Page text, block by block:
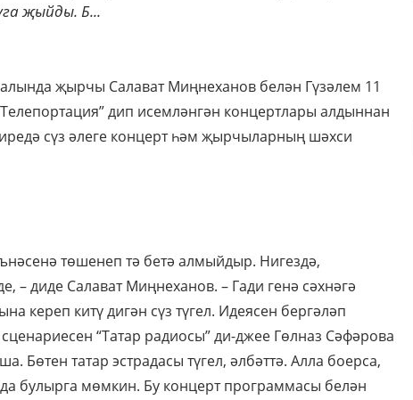
җыйды. Б...
җырчы Салават Миңнеханов белән Гүзәлем 11
дип исемләнгән концертлары алдыннан
сүз әлеге концерт һәм җырчыларның шәхси
төшенеп тә бетә алмыйдыр. Нигездә,
– диде Салават Миңнеханов. – Гади генә сәхнәгә
кереп китү дигән сүз түгел. Идеясен бергәләп
“Татар радиосы” ди-джее Гөлназ Сәфәрова
Бөтен татар эстрадасы түгел, әлбәттә. Алла боерса,
булырга мөмкин. Бу концерт программасы белән